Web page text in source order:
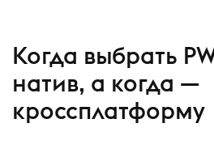
Когда выбрать
натив, а когда —
кроссплатформу